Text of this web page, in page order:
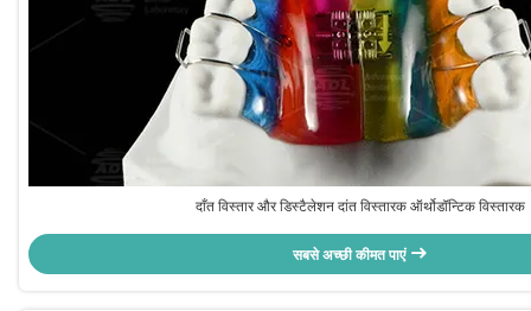
दाँत विस्तार और डिस्टैलेशन दांत विस्तारक ऑर्थोडॉन्टिक विस्तारक
सबसे अच्छी कीमत पाएं